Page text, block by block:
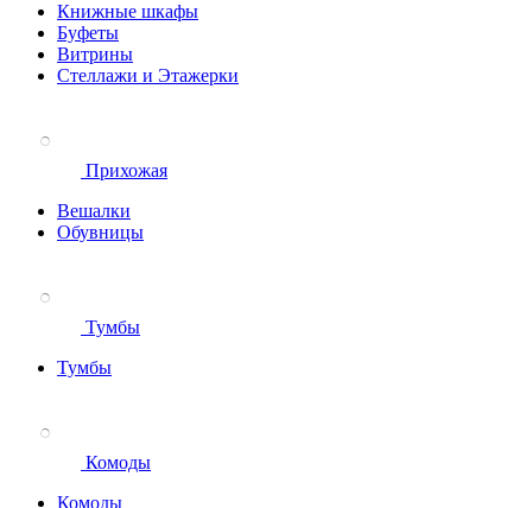
Книжные шкафы
Буфеты
Витрины
Стеллажи и Этажерки
Прихожая
Вешалки
Обувницы
Тумбы
Тумбы
Комоды
Комоды